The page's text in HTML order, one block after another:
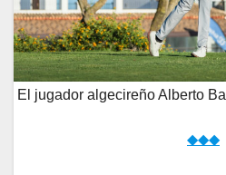
El jugador algecireño Alberto
◆◆◆